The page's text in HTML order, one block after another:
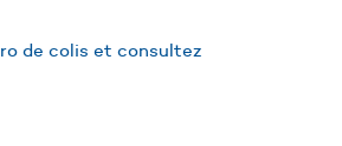
de colis et consultez